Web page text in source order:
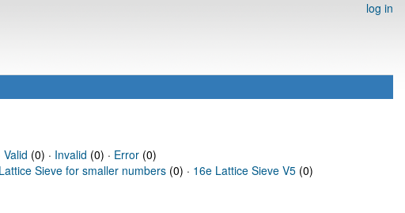
log in
Valid (0) · Invalid (0) · Error(0)
Sieve for smaller numbers (0) · 16e Lattice Sieve V5 (0)